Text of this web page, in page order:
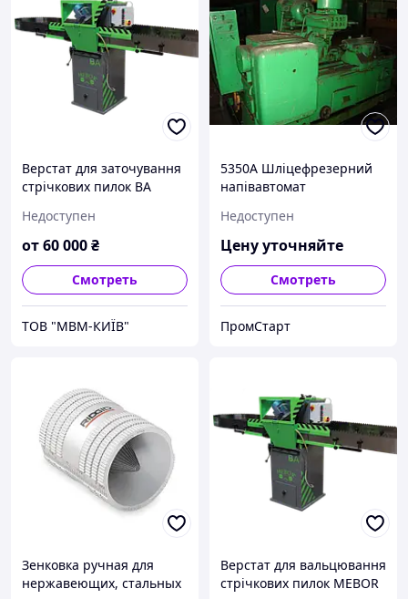
Верстат для заточування
стрічкових пилок ВА
Недоступен
от60 000₴
Смотреть
ТОВ "МВМ-КИЇВ"
5350А Шліцефрезерний
напівавтомат
Недоступен
Цену уточняйте
Смотреть
ПромСтарт
Зенковка ручная для
нержавеющих, стальных
Верстат для вальцювання
стрічкових пилок MEBOR